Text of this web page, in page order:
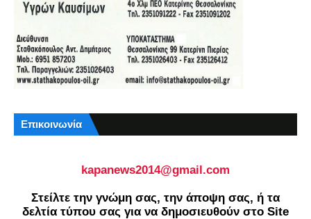
Επικοινωνία
kapanews2014@gmail.com
Στείλτε την γνώμη σας, την άποψη σας, ή τα
δελτία τύπου σας για να δημοσιευθούν στο Site